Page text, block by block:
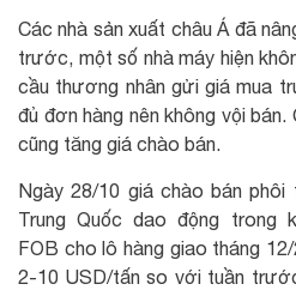
Các nhà sản xuất châu Á đã
trước, một số nhà máy hiện
cầu thương nhân gửi giá mua
đủ đơn hàng nên không vội
cũng tăng giá chào bán.
Ngày 28/10 giá chào bán
Trung Quốc dao động trong
FOB cho lô hàng giao tháng
2-10 USD/tấn so với tuần